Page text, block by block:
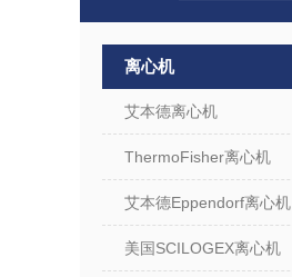
离心机
艾本德离心机
ThermoFisher离心机
艾本德Eppendorf离心机
美国SCILOGEX离心机